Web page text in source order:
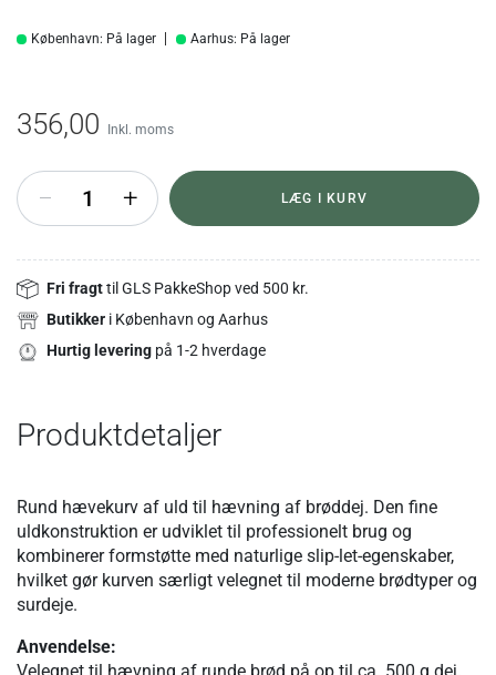
København: På lager Aarhus: På lager
356,00 Inkl. moms
+ LÆG I KURV
Fri fragttil GLS PakkeShop ved 500 kr.
Butikker i København og Aarhus
Hurtig levering på 1-2 hverdage
Produktdetaljer
Rund hævekurv af uld til hævning af brøddej. Den fine
uldkonstruktion er udviklet til professionelt brug og
kombinerer formstøtte med naturlige slip-let-egenskaber,
hvilket gør kurven særligt velegnet til moderne brødtyper og
surdeje.
Anvendelse: